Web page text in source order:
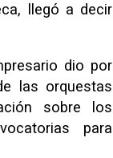
llegó a decir
dio por
las orquestas
sobre los
para